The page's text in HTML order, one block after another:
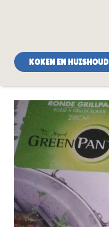
KOKEN EN HUISHOUD